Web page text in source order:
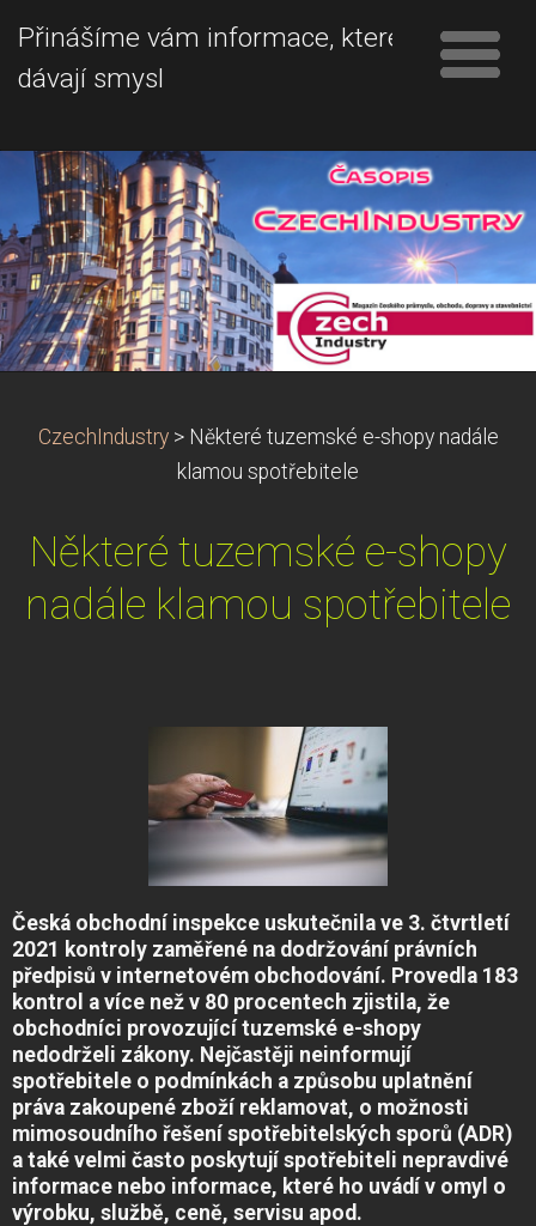
Přinášíme vám informace, které
dávají smysl
CzechIndustry > Některé tuzemské e-shopy nadále
klamou spotřebitele
Některé tuzemské e-shopy
nadále klamou spotřebitele
Česká obchodní inspekce uskutečnila ve 3. čtvrtletí
2021 kontroly zaměřené na dodržování právních
předpisů v internetovém obchodování. Provedla 183
kontrol a více než v 80 procentech zjistila, že
obchodníci provozující tuzemské e-shopy
nedodrželi zákony. Nejčastěji neinformují
spotřebitele o podmínkách a způsobu uplatnění
práva zakoupené zboží reklamovat, o možnosti
mimosoudního řešení spotřebitelských sporů (ADR)
a také velmi často poskytují spotřebiteli nepravdivé
informace nebo informace, které ho uvádí v omyl o
výrobku, službě, ceně, servisu apod.